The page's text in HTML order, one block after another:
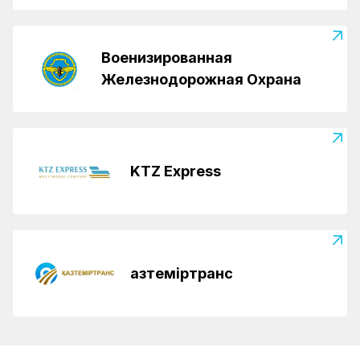
Военизированная
Железнодорожная Охрана
KTZ Express
Қазтеміртранс